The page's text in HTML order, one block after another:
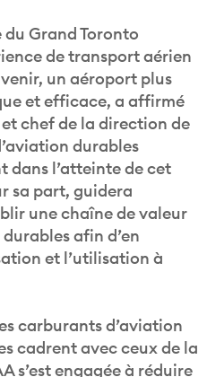
Grand Toronto
de transport aérien
un aéroport plus
et efficace, a affirmé
chef de la direction de
durables
dans l’atteinte de cet
sa part, guidera
une chaîne de valeur
afin d’en
et l’utilisation à
carburants d’aviation
cadrent avec ceux de la
s’est engagée à réduire